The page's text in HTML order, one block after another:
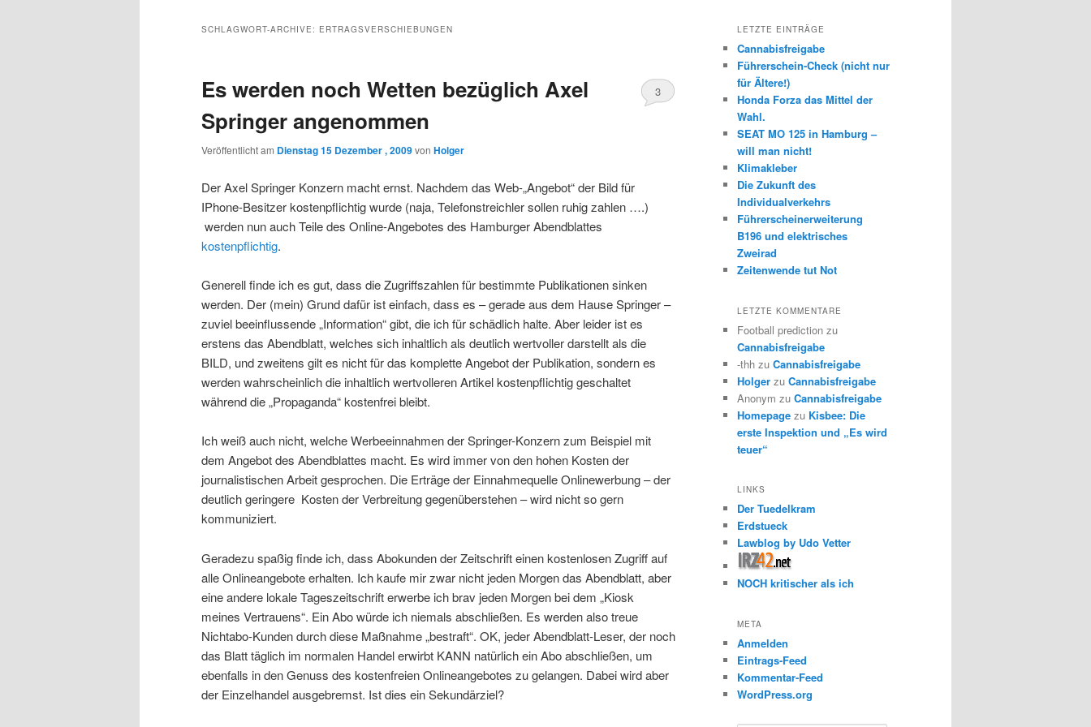
wechseln
SCHLAGWORT-ARCHIVE: ERTRAGSVERSCHIEBUNGEN
Es werden noch Wetten bezüglich Axel
Springer angenommen
Veröffentlicht am Dienstag 15 Dezember , 2009von Holger
3
Der Axel Springer Konzern macht ernst. Nachdem das Web-„Angebot“ der Bild für
IPhone-Besitzer kostenpflichtig wurde (naja, Telefonstreichler sollen ruhig zahlen ….)
werden nun auch Teile des Online-Angebotes des Hamburger Abendblattes
kostenpflichtig.
Generell finde ich es gut, dass die Zugriffszahlen für bestimmte Publikationen sinken
werden. Der (mein) Grund dafür ist einfach, dass es – gerade aus dem Hause Springer –
zuviel beeinflussende „Information“ gibt, die ich für schädlich halte. Aber leider ist es
erstens das Abendblatt, welches sich inhaltlich als deutlich wertvoller darstellt als die
BILD, und zweitens gilt es nicht für das komplette Angebot der Publikation, sondern es
werden wahrscheinlich die inhaltlich wertvolleren Artikel kostenpflichtig geschaltet
während die „Propaganda“ kostenfrei bleibt.
Ich weiß auch nicht, welche Werbeeinnahmen der Springer-Konzern zum Beispiel mit
dem Angebot des Abendblattes macht. Es wird immer von den hohen Kosten der
journalistischen Arbeit gesprochen. Die Erträge der Einnahmequelle Onlinewerbung – der
deutlich geringere Kosten der Verbreitung gegenüberstehen – wird nicht so gern
kommuniziert.
Geradezu spaßig finde ich, dass Abokunden der Zeitschrift einen kostenlosen Zugriff auf
alle Onlineangebote erhalten. Ich kaufe mir zwar nicht jeden Morgen das Abendblatt, aber
eine andere lokale Tageszeitschrift erwerbe ich brav jeden Morgen bei dem „Kiosk
meines Vertrauens“. Ein Abo würde ich niemals abschließen. Es werden also treue
Nichtabo-Kunden durch diese Maßnahme „bestraft“. OK, jeder Abendblatt-Leser, der noch
das Blatt täglich im normalen Handel erwirbt KANN natürlich ein Abo abschließen, um
ebenfalls in den Genuss des kostenfreien Onlineangebotes zu gelangen. Dabei wird aber
der Einzelhandel ausgebremst. Ist dies ein Sekundärziel?
LETZTE EINTRÄGE
Cannabisfreigabe
Führerschein-Check (nicht nur
für Ältere!)
Honda Forza das Mittel der
Wahl.
SEAT MO 125 in Hamburg –
will man nicht!
Klimakleber
Die Zukunft des
Individualverkehrs
Führerscheinerweiterung
B196 und elektrisches
Zweirad
Zeitenwende tut Not
LETZTE KOMMENTARE
Football prediction zu
Cannabisfreigabe
-thh zu Cannabisfreigabe
Holger zu Cannabisfreigabe
Anonym zu Cannabisfreigabe
Homepage zu Kisbee: Die
erste Inspektion und „Es wird
teuer“
LINKS
Der Tuedelkram
Erdstueck
Lawblog by Udo Vetter
NOCH kritischer als ich
META
Anmelden
Eintrags-Feed
Kommentar-Feed
WordPress.org